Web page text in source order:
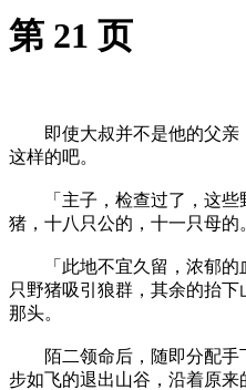
第 21 页
即使大叔并不是他的父亲
这样的吧。
「主子，检查过了，这些
猪，十八只公的，十一只母的
「此地不宜久留，浓郁的
只野猪吸引狼群，其余的抬
那头。
陌二领命后，随即分配手
步如飞的退出山谷，沿着原来